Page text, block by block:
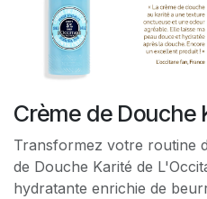
Crème de Douche
Transformez votre routine
de Douche Karité de
hydratante enrichie de